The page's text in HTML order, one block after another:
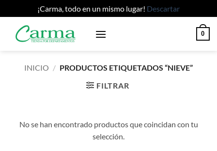
¡Carma, todo en un mismo lugar! Descartar
0
INICIO / PRODUCTOS ETIQUETADOS “NIEVE”
FILTRAR
No se han encontrado productos que coincidan con tu
selección.